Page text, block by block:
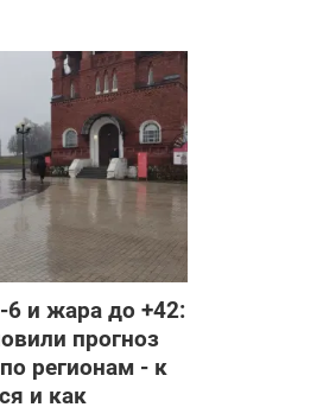
и жара до +42:
прогноз
регионам - к
и как